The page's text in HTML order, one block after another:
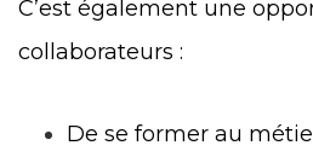
C’est également une
collaborateurs :
De se former au